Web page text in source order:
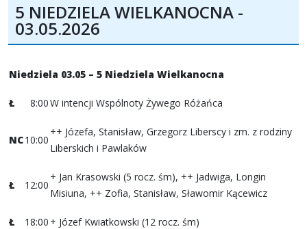
5 NIEDZIELA WIELKANOCNA -
03.05.2026
Niedziela 03.05 – 5 Niedziela Wielkanocna
Ł 8:00W intencji Wspólnoty Żywego Różańca
NC10:00
++ Józefa, Stanisław, Grzegorz Liberscy i zm. z rodziny
Liberskich i Pawlaków
Ł 12:00
+ Jan Krasowski (5 rocz. śm), ++ Jadwiga, Longin
Misiuna, ++ Zofia, Stanisław, Sławomir Kącewicz
Ł 18:00 + Józef Kwiatkowski (12 rocz. śm)